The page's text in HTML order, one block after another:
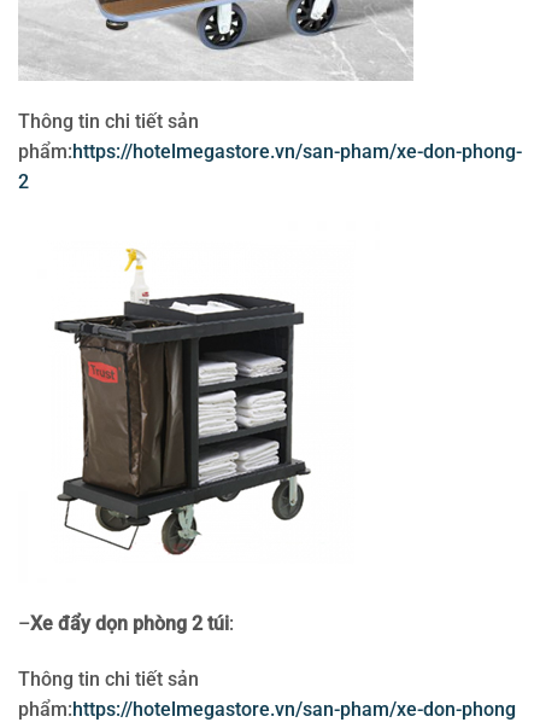
Thông tin chi tiết sản
phẩm:https://hotelmegastore.vn/san-pham/xe-don-phong-
2
–Xe đẩy dọn phòng 2 túi:
Thông tin chi tiết sản
phẩm:https://hotelmegastore.vn/san-pham/xe-don-phong